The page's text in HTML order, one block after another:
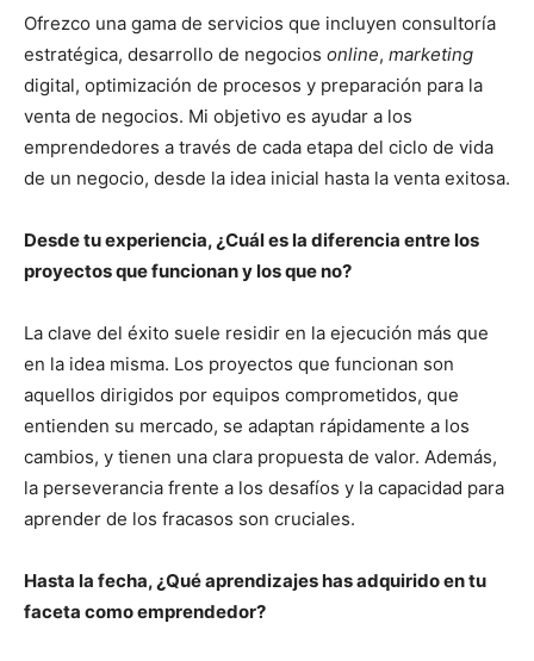
Ofrezco una gama de servicios que incluyen consultoría
estratégica, desarrollo de negocios online, marketing
digital, optimización de procesos y preparación para la
venta de negocios. Mi objetivo es ayudar a los
emprendedores a través de cada etapa del ciclo de vida
de un negocio, desde la idea inicial hasta la venta exitosa.
Desde tu experiencia, ¿Cuál es la diferencia entre los
proyectos que funcionan y los que no?
La clave del éxito suele residir en la ejecución más que
en la idea misma. Los proyectos que funcionan son
aquellos dirigidos por equipos comprometidos, que
entienden su mercado, se adaptan rápidamente a los
cambios, y tienen una clara propuesta de valor. Además,
la perseverancia frente a los desafíos y la capacidad para
aprender de los fracasos son cruciales.
Hasta la fecha, ¿Qué aprendizajes has adquirido en tu
faceta como emprendedor?